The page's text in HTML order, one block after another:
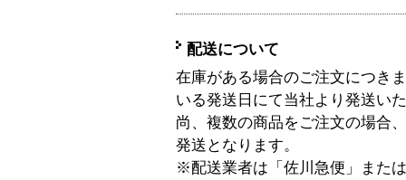
配送について
在庫がある場合のご注文につき
いる発送日にて当社より発送い
尚、複数の商品をご注文の場合
発送となります。
※配送業者は「佐川急便」また